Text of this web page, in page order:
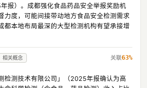
报）。成都强化食品药品安全举报奖励机
力度，可能间接带动地方食品安全检测需求
都本地布局最深的大型检测机构有望承接增
相关概念
63%
检测技术有限公司」（2025年报确认为高